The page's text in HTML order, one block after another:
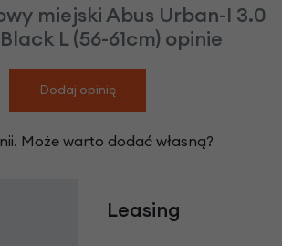
miejski Abus Urban-I 3.0
L (56-61cm) opinie
Dodaj opinię
Może warto dodać własną?
Leasing